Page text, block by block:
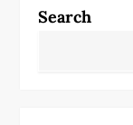
n
Search